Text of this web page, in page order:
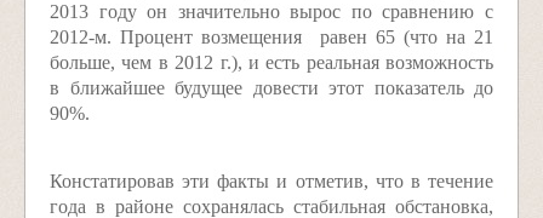
2013 году он значительно вырос по сравнению с
2012-м. Процент возмещения равен 65 (что на 21
больше, чем в 2012 г.), и есть реальная возможность
в ближайшее будущее довести этот показатель до
90%.
Констатировав эти факты и отметив, что в течение
года в районе сохранялась стабильная обстановка,